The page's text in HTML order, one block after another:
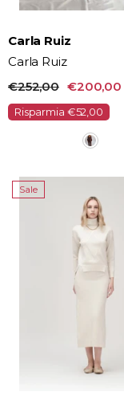
Vendor:
Carla Ruiz
Carla Ruiz
€252,00 €200,00
Risparmia €52,00
Sale